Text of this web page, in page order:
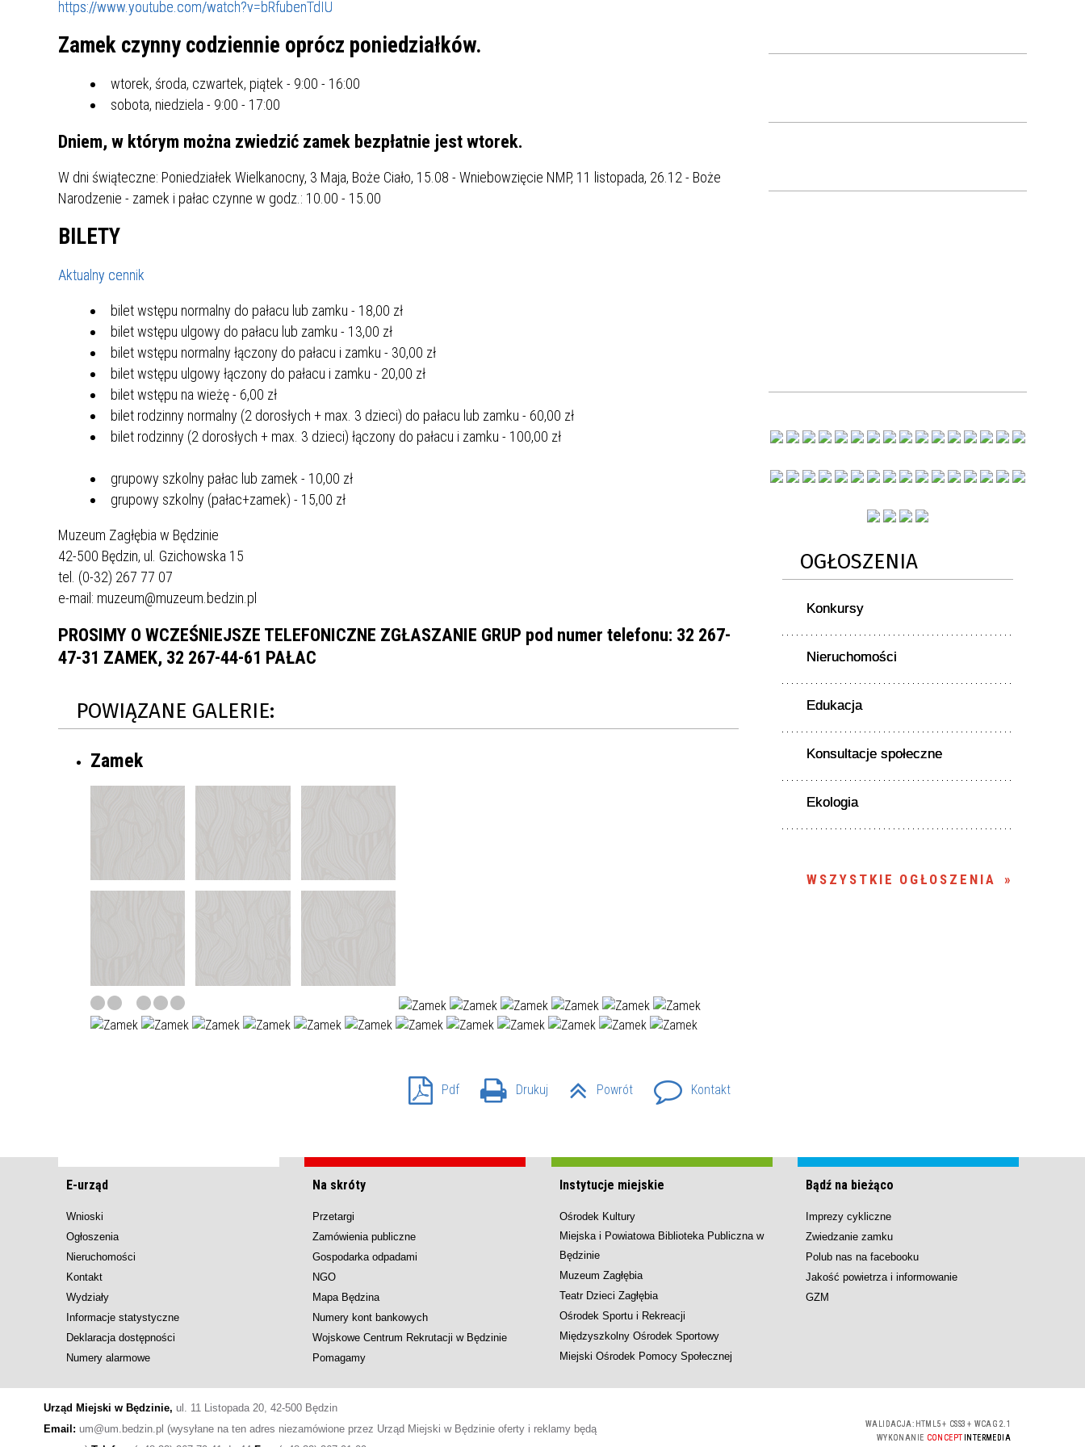
ZAKRESU RYNKU FINANSOWEGO
WAŻNA INFORMACJA - DOT.
PRZEPROWADZENIA OCENY
RYZYKA WEWNĘTRZNEGO
SYSTEMU WODOCIĄGOWEGO
https://www.youtube.com/watch?v=bRfubenTdIU
Zamek czynny codziennie oprócz poniedziałków.
wtorek, środa, czwartek, piątek - 9:00 - 16:00
sobota, niedziela - 9:00 - 17:00
Dniem, w którym można zwiedzić zamek bezpłatnie jest wtorek.
W dni świąteczne: Poniedziałek Wielkanocny, 3 Maja, Boże Ciało, 15.08 - Wniebowzięcie NMP, 11 listopada, 26.12 - Boże
Narodzenie - zamek i pałac czynne w godz.: 10.00 - 15.00
BILETY
Aktualny cennik
bilet wstępu normalny do pałacu lub zamku - 18,00 zł
bilet wstępu ulgowy do pałacu lub zamku - 13,00 zł
bilet wstępu normalny łączony do pałacu i zamku - 30,00 zł
bilet wstępu ulgowy łączony do pałacu i zamku - 20,00 zł
bilet wstępu na wieżę - 6,00 zł
bilet rodzinny normalny (2 dorosłych + max. 3 dzieci) do pałacu lub zamku - 60,00 zł
bilet rodzinny (2 dorosłych + max. 3 dzieci) łączony do pałacu i zamku - 100,00 zł
grupowy szkolny pałac lub zamek - 10,00 zł
grupowy szkolny (pałac+zamek) - 15,00 zł
Muzeum Zagłębia w Będzinie
42-500 Będzin, ul. Gzichowska 15
tel. (0-32) 267 77 07
e-mail: muzeum@muzeum.bedzin.pl
PROSIMY O WCZEŚNIEJSZE TELEFONICZNE ZGŁASZANIE GRUP pod numer telefonu: 32 267-
47-31 ZAMEK, 32 267-44-61 PAŁAC
POWIĄZANE GALERIE:
Zamek
Pdf Drukuj Powrót Kontakt
OGŁOSZENIA
Konkursy
Nieruchomości
Edukacja
Konsultacje społeczne
Ekologia
WSZYSTKIE OGŁOSZENIA
E-urząd
Wnioski
Ogłoszenia
Nieruchomości
Kontakt
Wydziały
Informacje statystyczne
Deklaracja dostępności
Numery alarmowe
Na skróty
Przetargi
Zamówienia publiczne
Gospodarka odpadami
NGO
Mapa Będzina
Numery kont bankowych
Wojskowe Centrum Rekrutacji w Będzinie
Pomagamy
Instytucje miejskie
Ośrodek Kultury
Miejska i Powiatowa Biblioteka Publiczna w
Będzinie
Muzeum Zagłębia
Teatr Dzieci Zagłębia
Ośrodek Sportu i Rekreacji
Międzyszkolny Ośrodek Sportowy
Miejski Ośrodek Pomocy Społecznej
Bądź na bieżąco
Imprezy cykliczne
Zwiedzanie zamku
Polub nas na facebooku
Jakość powietrza i informowanie
GZM
Urząd Miejski w Będzinie, ul. 11 Listopada 20, 42-500 Będzin
Email: um@um.bedzin.pl (wysyłane na ten adres niezamówione przez Urząd Miejski w Będzinie oferty i reklamy będą
WALIDACJA: HTML5+ CSS3 + WCAG 2.1
WYKONANIE CONCEPT INTERMEDIA